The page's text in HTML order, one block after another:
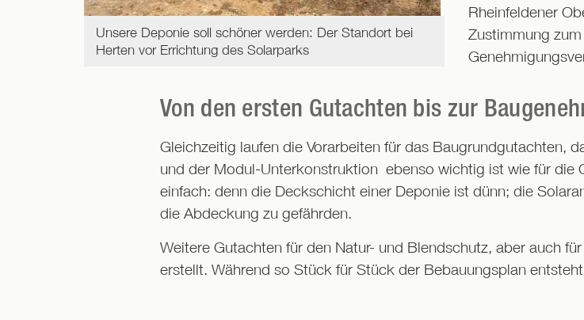
Unsere Deponie soll schöner werden: Der Standort bei
Herten vor Errichtung des Solarparks
Rheinfeldener
Zustimmung
Von den ersten Gutachten bis zur
Gleichzeitig laufen die Vorarbeiten für das Baugrundgutachten,
und der Modul-Unterkonstruktion ebenso wichtig ist wie für die
einfach: denn die Deckschicht einer Deponie ist dünn; die
die Abdeckung zu gefährden.
Weitere Gutachten für den Natur- und Blendschutz, aber auch
erstellt. Während so Stück für Stück der Bebauungsplan